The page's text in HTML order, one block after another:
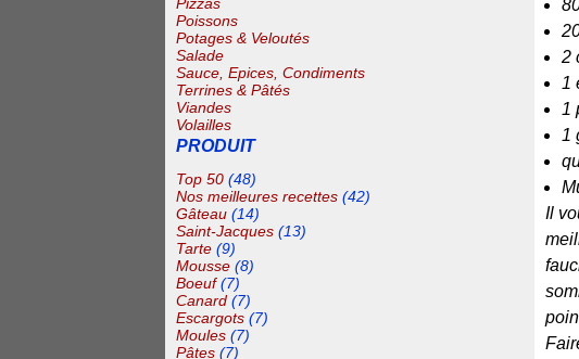
Poissons
Potages & Veloutés
Salade
Sauce, Epices, Condiments
Terrines & Pâtés
Viandes
Volailles
PRODUIT
Top 50 (48)
Nos meilleures recettes (42)
Gâteau (14)
Saint-Jacques (13)
Tarte (9)
Mousse (8)
Boeuf(7)
Canard (7)
Escargots (7)
Moules (7)
Pâtes (7)
2
1
1
1
Il